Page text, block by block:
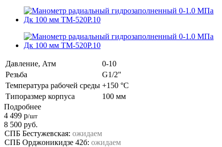
Давление, Атм
0-10
Резьба
G1/2"
Температура рабочей среды +150 °C
Типоразмер корпуса
100 мм
Подробнее
4 499 р/шт
8 500 руб.
СПБ Бестужевская: ожидаем
СПБ Орджоникидзе 42б: ожидаем